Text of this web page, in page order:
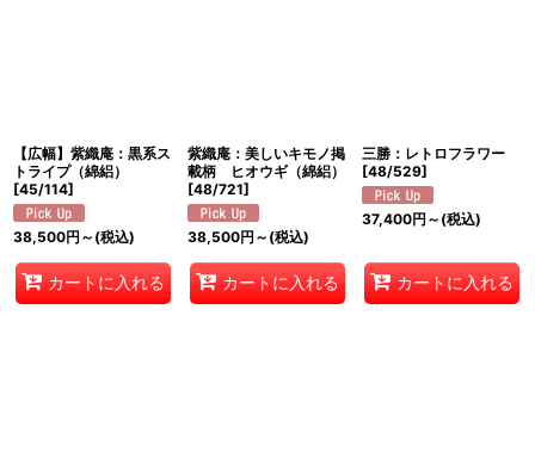
【広幅】紫織庵：黒系ス
トライプ（綿絽）
[45/114]
38,500円 ～ (税込)
カートに入れる
紫織庵：美しいキモノ掲
載柄 ヒオウギ（綿絽）
[48/721]
38,500円 ～ (税込)
カートに入れる
三勝：レトロフラワー
[48/529]
37,400円 ～ (税込)
カートに入れる